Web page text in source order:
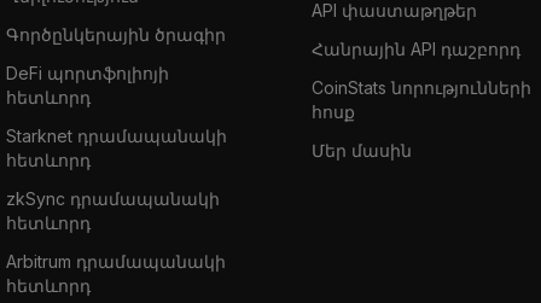
Գործընկերային ծրագիր
DeFi պորտֆոլիոյի
հետևորդ
Starknet դրամապանակի
հետևորդ
zkSync դրամապանակի
հետևորդ
Arbitrum դրամապանակի
հետևորդ
API փաստաթղթեր
Հանրային API դաշբորդ
CoinStats նորությունների
հոսք
Մեր մասին